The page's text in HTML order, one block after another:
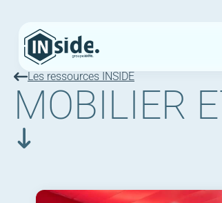
Les ressources INSIDE
MOBILIER